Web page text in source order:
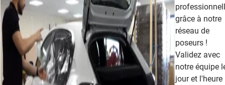
grâce à notre
réseau de
poseurs !
Validez avec
notre équipe
jour et l'heure